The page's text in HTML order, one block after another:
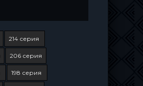
214 серия
206 серия
198 серия